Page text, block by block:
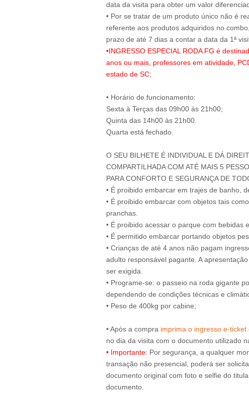
data da visita para obter um valor
• Por se tratar de um produto único não é
referente aos produtos adquiridos no
•INGRESSO ESPECIAL RODA FG é
anos ou mais, professores em atividade,
estado de SC;
• Horário de funcionamento:
Sexta à Terças das 09h00 às 21h00;
Quinta das 14h00 às 21h00.
Quarta está fechado.
O SEU BILHETE É INDIVIDUAL E DÁ
COMPARTILHADA COM ATÉ MAIS 5
PARA CONFORTO E SEGURANÇA DE
• É proibido embarcar em trajes de banho,
• É proibido embarcar com objetos tais
pranchas.
• É proibido acessar o parque com bebidas
• É permitido embarcar portando objetos
• Crianças de até 4 anos não pagam
adulto responsável pagante. A
ser exigida.
• Programe-se: o passeio na roda gigante
dependendo de condições técnicas e
• Peso de 400kg por cabine;
• Após a compra imprima o ingresso e-ticket
• Importante: Por segurança, a qualquer
transação não presencial, poderá ser
documento original com foto e selfie do
documento.